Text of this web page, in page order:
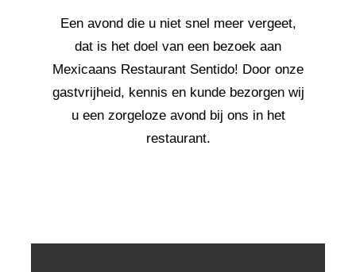
Een avond die u niet snel meer vergeet,
dat is het doel van een bezoek aan
Mexicaans Restaurant Sentido! Door onze
gastvrijheid, kennis en kunde bezorgen wij
u een zorgeloze avond bij ons in het
restaurant.